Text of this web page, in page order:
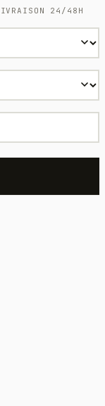
24/48H